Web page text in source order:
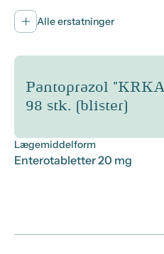
Alle erstatninger
Pantoprazol "KRKA" 20 mg /
98 stk. (blister)
Lægemiddelform
Enterotabletter 20 mg